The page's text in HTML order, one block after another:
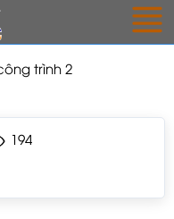
trình 2
194